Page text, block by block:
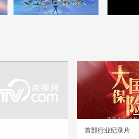
首部行业纪录片